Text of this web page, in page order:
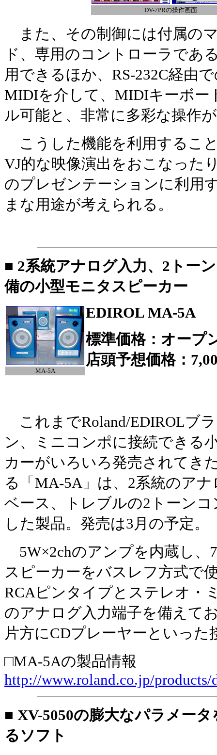
DV-7PRの操作画面
また、その制御には付属の
ド、専用のコントローラであ
用できるほか、RS-232C経由
MIDIを介して、MIDIキーボー
ル可能と、非常に多彩な操作
こうした機能を利用するこ
VJ的な映像演出をおこなった
のプレゼンテーションに利用
まな用途が考えられる。
■ 2系統アナログ入力、2トー
備の小型モニタスピーカー
MA-5A
EDIROL MA-5A
標準価格：オープ
店頭予想価格：
これまでRoland/EDIROLブ
ン、ミニコンポに接続できる
カーがいろいろ発売されてき
る「MA-5A」は、2系統のア
ベース、トレブルの2トーン
した製品。発売は3月の予定。
5W×2chのアンプを内蔵し、
スピーカーをバスレフ方式で
RCAピンタイプとステレオ・
のアナログ入力端子を備えて
片方にCDプレーヤーといった
□MA-5Aの製品情報
http://www.roland.co.jp/
■ XV-5050の膨大なパラメー
るソフト